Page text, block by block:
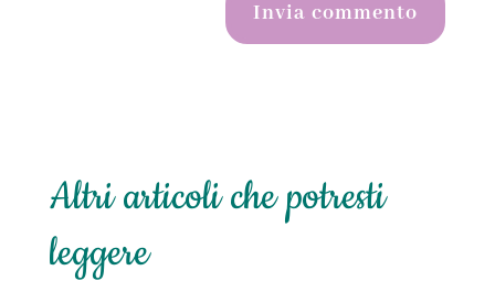
Invia commento
Altri articoli che potresti
leggere